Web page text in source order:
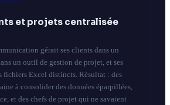
et projets centralisée
gérait ses clients dans un
un outil de gestion de projet, et ses
fichiers Excel distincts. Résultat : des
à consolider des données éparpillées,
et des chefs de projet qui ne savaient